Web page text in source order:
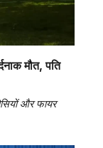
मौत, पति
और फायर